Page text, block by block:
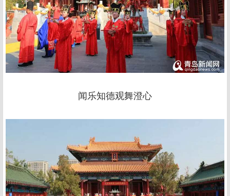
闻乐知德观舞澄心